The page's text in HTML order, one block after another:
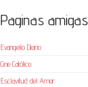
Paginas amigas
Evangelio Diario
Cine Católico
Esclavitud del Amor